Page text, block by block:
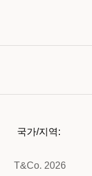
T&Co. 2026
국가/지역: